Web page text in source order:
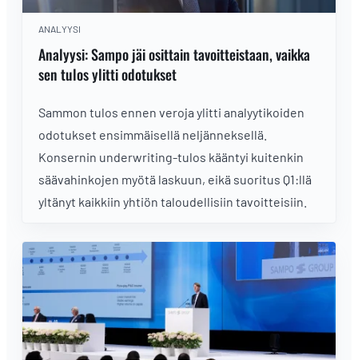
ANALYYSI
Analyysi: Sampo jäi osittain tavoitteistaan, vaikka
sen tulos ylitti odotukset
Sammon tulos ennen veroja ylitti analyytikoiden
odotukset ensimmäisellä neljänneksellä.
Konsernin underwriting-tulos kääntyi kuitenkin
säävahinkojen myötä laskuun, eikä suoritus Q1:llä
yltänyt kaikkiin yhtiön taloudellisiin tavoitteisiin.